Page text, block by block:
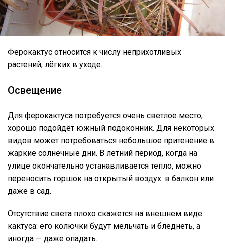
Ферокактус относится к числу неприхотливых
растений, лёгких в уходе.
Освещение
Для ферокактуса потребуется очень светлое место,
хорошо подойдёт южный подоконник. Для некоторых
видов может потребоваться небольшое притенение в
жаркие солнечные дни. В летний период, когда на
улице окончательно устанавливается тепло, можно
переносить горшок на открытый воздух: в балкон или
даже в сад.
Отсутствие света плохо скажется на внешнем виде
кактуса: его колючки будут мельчать и бледнеть, а
иногда — даже опадать.